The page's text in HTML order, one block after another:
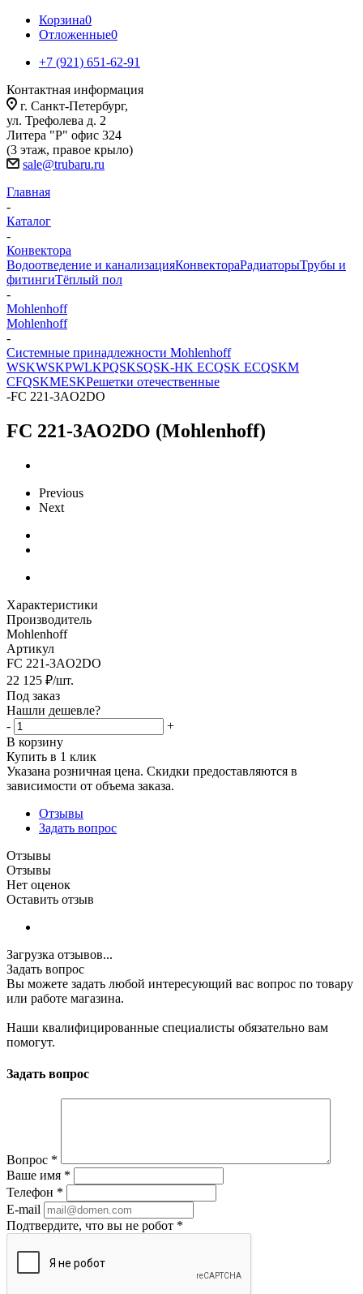
Корзина0
Отложенные0
+7 (921) 651-62-91
Контактная информация
г. Санкт-Петербург,
ул. Трефолева д. 2
Литера "Р" офис 324
(3 этаж, правое крыло)
sale@trubaru.ru
Главная
-
Каталог
-
Конвектора
Водоотведение и канализацияКонвектораРадиаторыТрубы и
фитингиТёплый пол
-
Mohlenhoff
Mohlenhoff
-
Системные принадлежности Mohlenhoff
WSKWSKPWLKPQSKSQSK-HK ECQSK ECQSKM
CFQSKMESKРешетки отечественные
-FC 221-3AO2DO
FC 221-3AO2DO (Mohlenhoff)
Previous
Next
Характеристики
Производитель
Mohlenhoff
Артикул
FC 221-3AO2DO
22 125 ₽/шт.
Под заказ
Нашли дешевле?
-
+
В корзину
Купить в 1 клик
Указана розничная цена. Скидки предоставляются в
зависимости от объема заказа.
Отзывы
Задать вопрос
Отзывы
Отзывы
Нет оценок
Оставить отзыв
Загрузка отзывов...
Задать вопрос
Вы можете задать любой интересующий вас вопрос по товару
или работе магазина.
Наши квалифицированные специалисты обязательно вам
помогут.
Задать вопрос
Вопрос *
Ваше имя *
Телефон *
E-mail
Подтвердите, что вы не робот *